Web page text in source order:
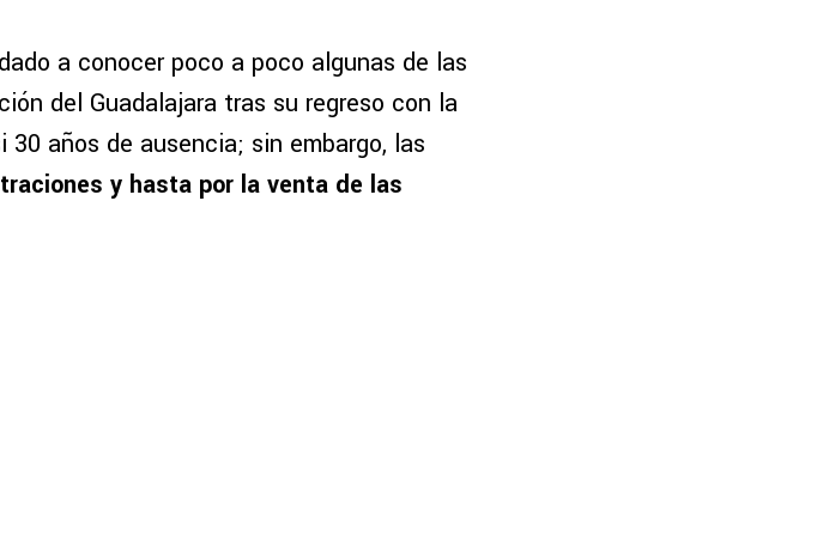
a conocer poco a poco algunas de las
del Guadalajara tras su regreso con la
años de ausencia; sin embargo, las
y hasta por la venta de las